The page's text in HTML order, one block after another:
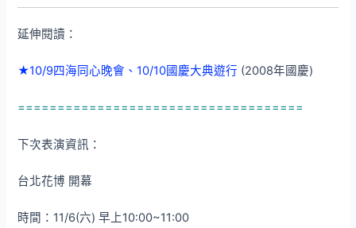
延伸閱讀：
★10/9四海同心晚會、10/10國慶大典遊行 (2008年國慶)
====================================
下次表演資訊：
台北花博 開幕
時間：11/6(六) 早上10:00~11:00